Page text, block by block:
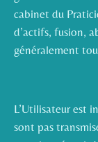
cabinet du
d’actifs, fusion,
généralement
L’Utilisateur est
sont pas